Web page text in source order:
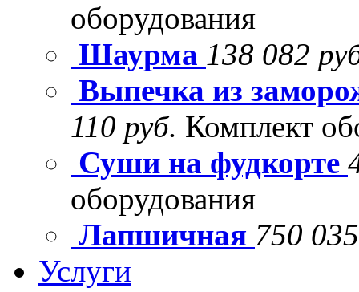
оборудования
Шаурма 138 082
Выпечка из
110 руб. Комплект
Суши на фудкорте
оборудования
Лапшичная 750
Услуги